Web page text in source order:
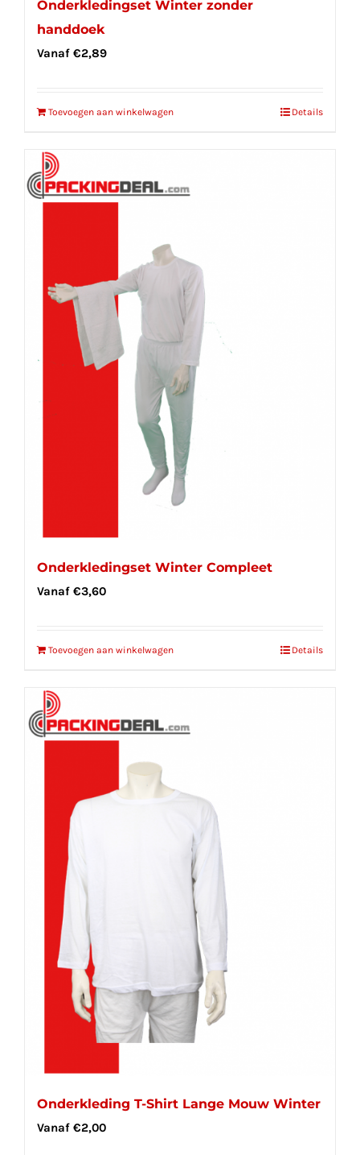
Onderkledingset Winter zonder
handdoek
Vanaf €2,89
Toevoegen aan winkelwagen Details
Onderkledingset Winter Compleet
Vanaf €3,60
Toevoegen aan winkelwagen Details
Onderkleding T-Shirt Lange Mouw Winter
Vanaf €2,00